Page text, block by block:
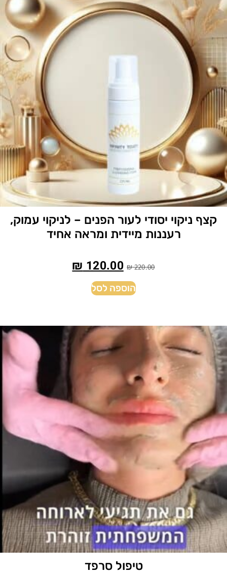
ניקוי יסודי לעור הפנים – לניקוי עמוק,
רעננות מיידית ומראה אחיד
₪220.00
₪120.00
הוספה לסל
טיפול סרפד